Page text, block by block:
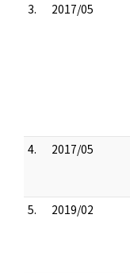
3.
2017/05
4. 2017/05
5.
2019/02